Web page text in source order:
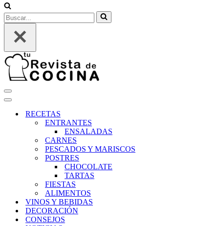
Buscar...
Menú
de
Menú
navegaciónRECETAS
ENTRANTES
ENSALADAS
CARNES
PESCADOS Y MARISCOS
POSTRES
CHOCOLATE
TARTAS
FIESTAS
ALIMENTOS
VINOS Y BEBIDAS
DECORACIÓN
CONSEJOS